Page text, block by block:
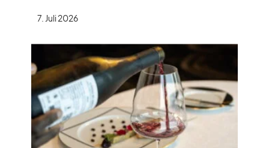
7. Juli 2026